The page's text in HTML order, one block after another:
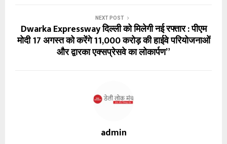
NEXT POST
Dwarka Expressway दिल्ली को मिलेगी नई रफ्तार : पीएम
मोदी 17 अगस्त को करेंगे 11,000 करोड़ की हाईवे परियोजनाओं
और द्वारका एक्सप्रेसवे का लोकार्पण”
admin